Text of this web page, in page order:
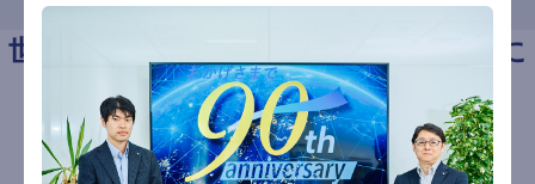
世界40カ国以上＆750社以上のお客様に
ご利用いただいております